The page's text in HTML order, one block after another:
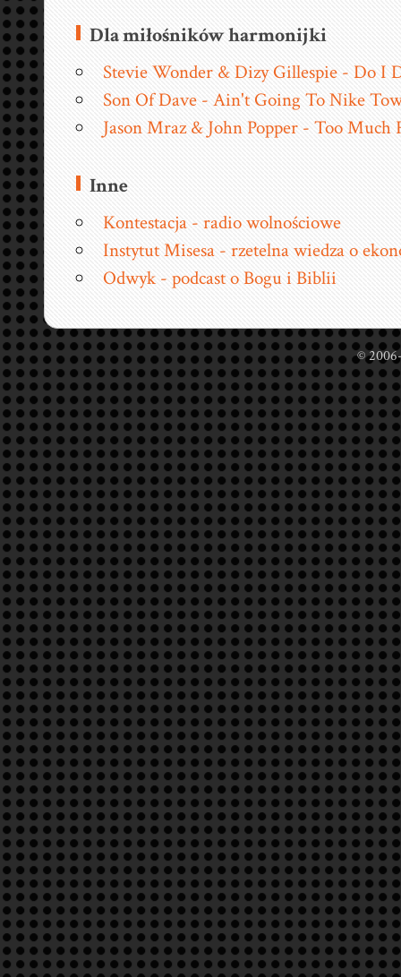
Dla miłośników harmonijki
Stevie Wonder & Dizy Gillespie - Do I
Son Of Dave - Ain't Going To Nike
Jason Mraz & John Popper - Too Much
Inne
Kontestacja - radio wolnościowe
Instytut Misesa - rzetelna wiedza o
Odwyk - podcast o Bogu i Biblii
©